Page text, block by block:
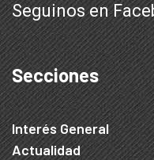
Seguinos en
Secciones
Interés General
Actualidad